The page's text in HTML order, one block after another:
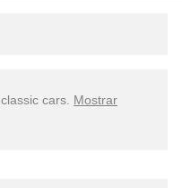
classic cars Mostrar